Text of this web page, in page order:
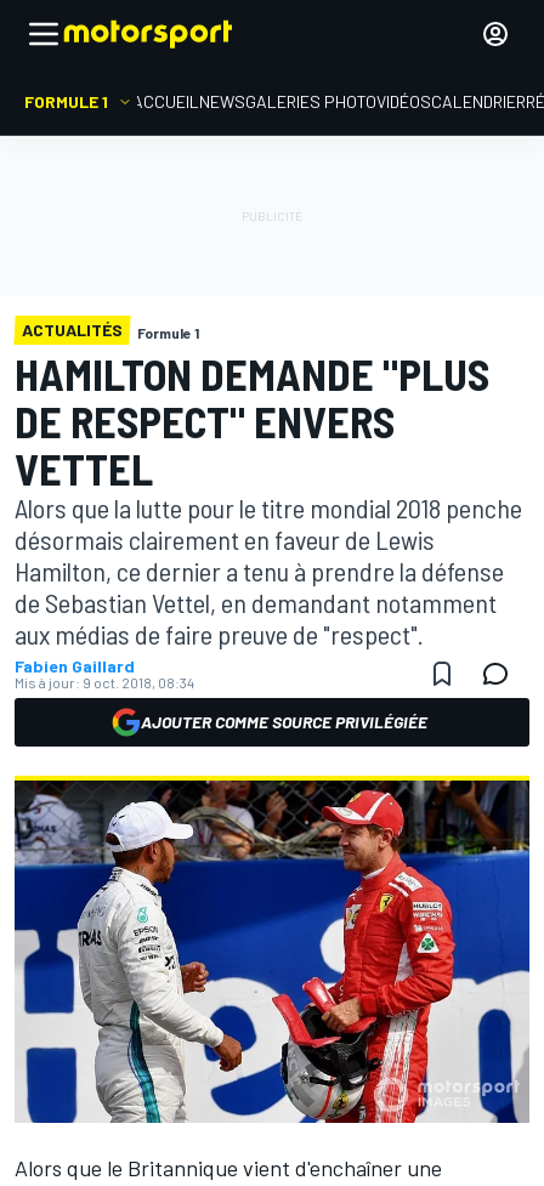
FORMULE 1 ACCUEIL NEWSGALERIES PHOTOVIDÉOSCALENDRIER
ACTUALITÉS Formule 1
HAMILTON DEMANDE "PLUS
DE RESPECT" ENVERS
VETTEL
Alors que la lutte pour le titre mondial 2018 penche
désormais clairement en faveur de Lewis
Hamilton, ce dernier a tenu à prendre la défense
de Sebastian Vettel, en demandant notamment
aux médias de faire preuve de "respect".
Fabien Gaillard
Mis à jour: 9 oct. 2018, 08:34
AJOUTER COMME SOURCE PRIVILÉGIÉE
Alors que le Britannique vient d'enchaîner une